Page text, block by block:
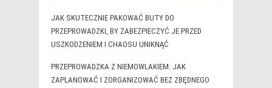
JAK SKUTECZNIE PAKOWAĆ BUTY DO
PRZEPROWADZKI, BY ZABEZPIECZYĆ JE PRZED
USZKODZENIEM I CHAOSU UNIKNĄĆ
PRZEPROWADZKA Z NIEMOWLAKIEM: JAK
ZAPLANOWAĆ I ZORGANIZOWAĆ BEZ ZBĘDNEGO